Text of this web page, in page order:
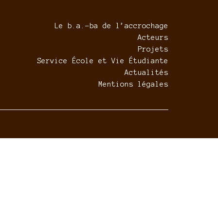
Le b.a.-ba de l’accrochage
Acteurs
Projets
Service École et Vie Étudiante
Actualités
Mentions légales